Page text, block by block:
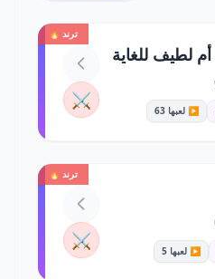
ترند 🔥
لطيف للغاية
▶️ لعبها 63 ⚔️
ترند 🔥
▶️ لعبها 5 ⚔️